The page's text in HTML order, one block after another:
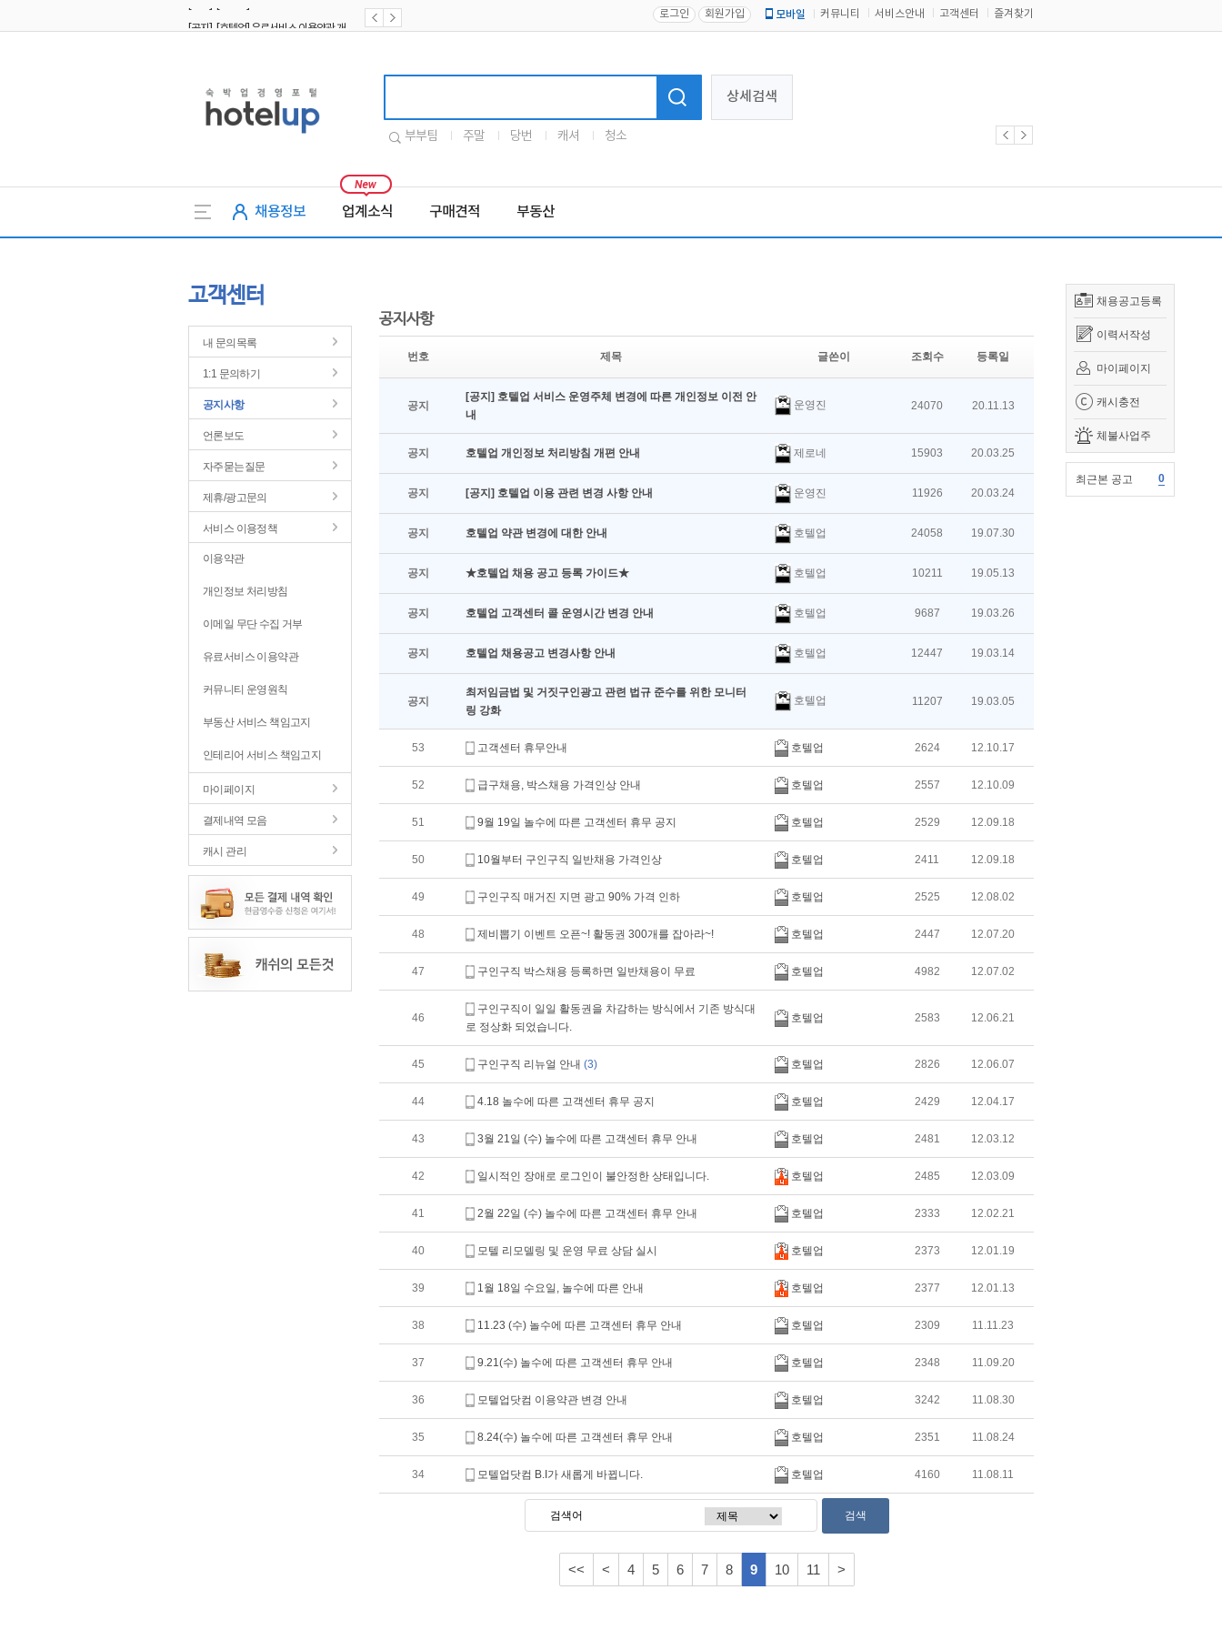
로그인 회원가입 모바일 커뮤니티 서비스안내 고객센터 즐겨찾기
상세검색
부부팀 주말 당번 캐셔 청소
채용정보 업계소식 구매견적 부동산
채용공고등록
이력서작성
마이페이지
캐시충전
체불사업주
최근본 공고 0
고객센터
내 문의목록
1:1 문의하기
공지사항
언론보도
자주묻는질문
제휴/광고문의
서비스 이용정책
이용약관
개인정보 처리방침
이메일 무단 수집 거부
유료서비스 이용약관
커뮤니티 운영원칙
부동산 서비스 책임고지
인테리어 서비스 책임고지
마이페이지
결제내역 모음
캐시 관리
공지사항
번호 제목 글쓴이 조회수 등록일
공지
[공지] 호텔업 서비스 운영주체 변경에 따른 개인정보 이전 안
내
운영진 24070 20.11.13
공지 호텔업 개인정보 처리방침 개편 안내 제로네 15903 20.03.25
공지 [공지] 호텔업 이용 관련 변경 사항 안내 운영진 11926 20.03.24
공지 호텔업 약관 변경에 대한 안내 호텔업 24058 19.07.30
공지 ★호텔업 채용 공고 등록 가이드★ 호텔업 10211 19.05.13
공지 호텔업 고객센터 콜 운영시간 변경 안내 호텔업 9687 19.03.26
공지 호텔업 채용공고 변경사항 안내 호텔업 12447 19.03.14
공지
최저임금법 및 거짓구인광고 관련 법규 준수를 위한 모니터
링 강화
호텔업 11207 19.03.05
53 고객센터 휴무안내 호텔업 2624 12.10.17
52 급구채용, 박스채용 가격인상 안내 호텔업 2557 12.10.09
51 9월 19일 놀수에 따른 고객센터 휴무 공지 호텔업 2529 12.09.18
50 10월부터 구인구직 일반채용 가격인상 호텔업 2411 12.09.18
49 구인구직 매거진 지면 광고 90% 가격 인하 호텔업 2525 12.08.02
48 제비뽑기 이벤트 오픈~! 활동권 300개를 잡아라~! 호텔업 2447 12.07.20
47 구인구직 박스채용 등록하면 일반채용이 무료 호텔업 4982 12.07.02
46
구인구직이 일일 활동권을 차감하는 방식에서 기존 방식대
로 정상화 되었습니다.
호텔업 2583 12.06.21
45 구인구직 리뉴얼 안내 (3) 호텔업 2826 12.06.07
44 4.18 놀수에 따른 고객센터 휴무 공지 호텔업 2429 12.04.17
43 3월 21일 (수) 놀수에 따른 고객센터 휴무 안내 호텔업 2481 12.03.12
42 일시적인 장애로 로그인이 불안정한 상태입니다. 호텔업 2485 12.03.09
41 2월 22일 (수) 놀수에 따른 고객센터 휴무 안내 호텔업 2333 12.02.21
40 모텔 리모델링 및 운영 무료 상담 실시 호텔업 2373 12.01.19
39 1월 18일 수요일, 놀수에 따른 안내 호텔업 2377 12.01.13
38 11.23 (수) 놀수에 따른 고객센터 휴무 안내 호텔업 2309 11.11.23
37 9.21(수) 놀수에 따른 고객센터 휴무 안내 호텔업 2348 11.09.20
36 모텔업닷컴 이용약관 변경 안내 호텔업 3242 11.08.30
35 8.24(수) 놀수에 따른 고객센터 휴무 안내 호텔업 2351 11.08.24
34 모텔업닷컴 B.I가 새롭게 바뀝니다. 호텔업 4160 11.08.11
<< < 4 5 6 7 8 9 10 11 >